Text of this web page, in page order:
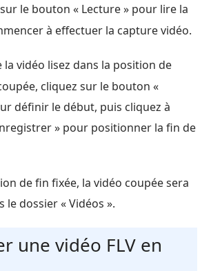
le bouton « Lecture » pour lire la
à effectuer la capture vidéo.
la vidéo lisez dans la position de
cliquez sur le bouton «
définir le début, puis cliquez à
» pour positionner la fin de
de fin fixée, la vidéo coupée sera
le dossier « Vidéos ».
une vidéo FLV en